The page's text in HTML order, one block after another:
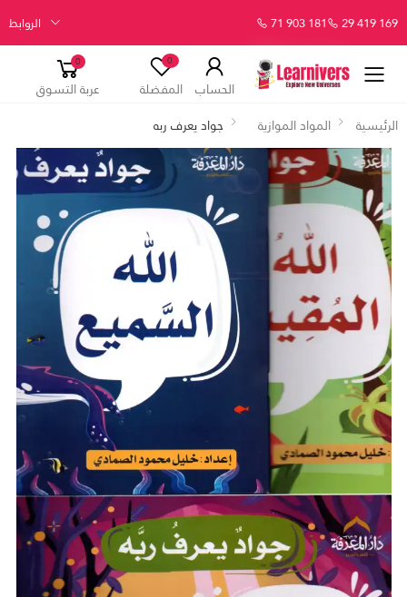
29 419 169
71 903 181 الروابط
الحساب
0
المفضلة
0
عربة التسوق
الرئيسية
المواد الموازية جواد يعرف ربه